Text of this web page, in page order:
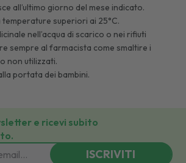
all’ultimo giorno del mese indicato.
superiori ai 25°C.
nell’acqua di scarico o nei rifiuti
sempre al farmacista come smaltire i
non utilizzati.
portata dei bambini.
e ricevi subito
ISCRIVITI